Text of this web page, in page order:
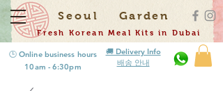
Seoul Garden
Fresh Korean Meal Kits in Dubai
🕒 Online business hours
10am - 6:30pm
🚚 Delivery Info
배송 안내